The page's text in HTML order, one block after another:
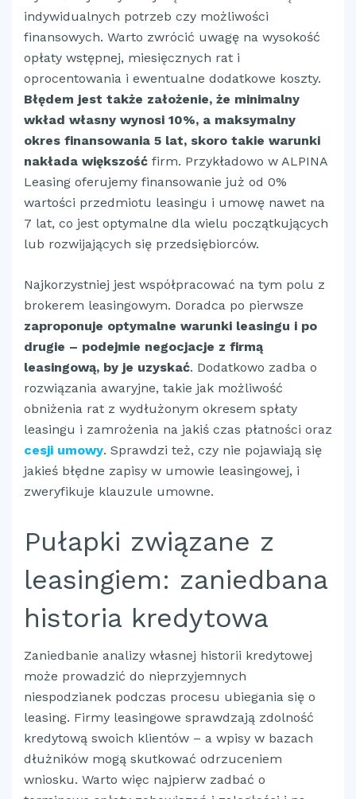
indywidualnych potrzeb czy możliwości
finansowych. Warto zwrócić uwagę na wysokość
opłaty wstępnej, miesięcznych rat i
oprocentowania i ewentualne dodatkowe koszty.
Błędem jest także założenie, że minimalny
wkład własny wynosi 10%, a maksymalny
okres finansowania 5 lat, skoro takie warunki
nakłada większość firm. Przykładowo w ALPINA
Leasing oferujemy finansowanie już od 0%
wartości przedmiotu leasingu i umowę nawet na
7 lat, co jest optymalne dla wielu początkujących
lub rozwijających się przedsiębiorców.
Najkorzystniej jest współpracować na tym polu z
brokerem leasingowym. Doradca po pierwsze
zaproponuje optymalne warunki leasingu i po
drugie – podejmie negocjacje z firmą
leasingową, by je uzyskać. Dodatkowo zadba o
rozwiązania awaryjne, takie jak możliwość
obniżenia rat z wydłużonym okresem spłaty
leasingu i zamrożenia na jakiś czas płatności oraz
cesji umowy. Sprawdzi też, czy nie pojawiają się
jakieś błędne zapisy w umowie leasingowej, i
zweryfikuje klauzule umowne.
Pułapki związane z
leasingiem: zaniedbana
historia kredytowa
Zaniedbanie analizy własnej historii kredytowej
może prowadzić do nieprzyjemnych
niespodzianek podczas procesu ubiegania się o
leasing. Firmy leasingowe sprawdzają zdolność
kredytową swoich klientów – a wpisy w bazach
dłużników mogą skutkować odrzuceniem
wniosku. Warto więc najpierw zadbać o